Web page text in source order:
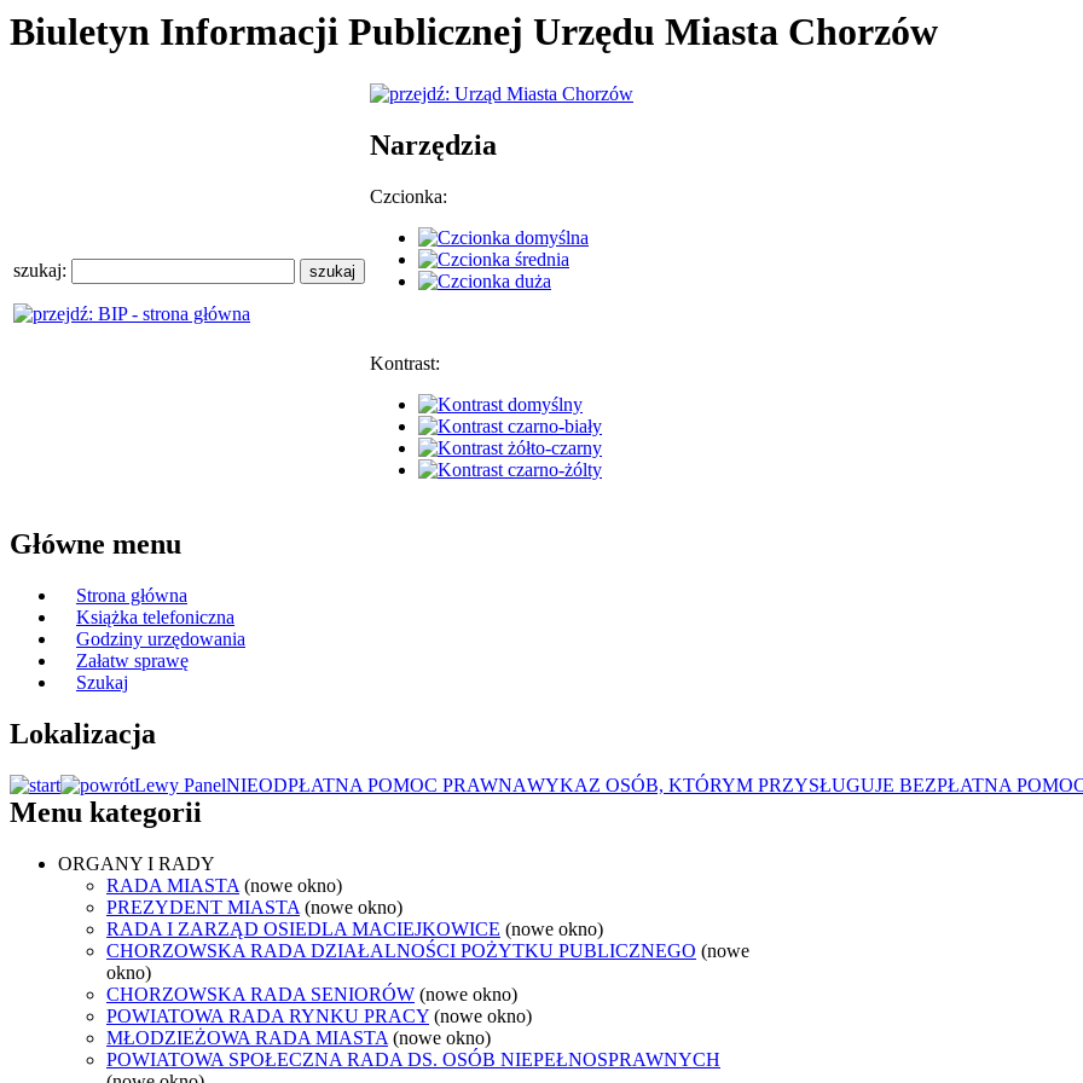
Biuletyn Informacji Publicznej Urzędu Miasta Chorzów
szukaj:
Narzędzia
Czcionka:
Kontrast:
Główne menu
Strona główna
Książka telefoniczna
Godziny urzędowania
Załatw sprawę
Szukaj
Lokalizacja
Lewy PanelNIEODPŁATNA POMOC PRAWNAWYKAZ OSÓB, KTÓRYM PRZYSŁUGUJE BEZPŁATNA
Menu kategorii
ORGANY I RADY
RADA MIASTA (nowe okno)
PREZYDENT MIASTA (nowe okno)
RADA I ZARZĄD OSIEDLA MACIEJKOWICE (nowe okno)
CHORZOWSKA RADA DZIAŁALNOŚCI POŻYTKU PUBLICZNEGO (nowe
okno)
CHORZOWSKA RADA SENIORÓW (nowe okno)
POWIATOWA RADA RYNKU PRACY (nowe okno)
MŁODZIEŻOWA RADA MIASTA (nowe okno)
POWIATOWA SPOŁECZNA RADA DS. OSÓB NIEPEŁNOSPRAWNYCH